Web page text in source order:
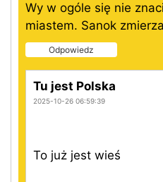
Wy w ogóle się nie
miastem. Sanok
Odpowiedz
Tu jest Polska
2025-10-26 06:59:39
To już jest wieś